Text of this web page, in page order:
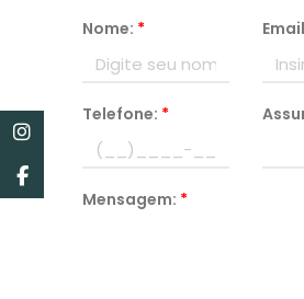
Nome: *
Telefone: *
Mensagem: *